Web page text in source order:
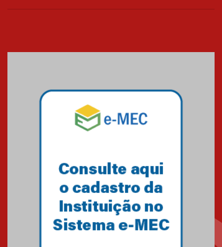
Mackenzie mobiliza campanha
solidária para apoiar famílias em
Minas Gerais
Primeiro culto do ano ressalta o
27.02.2026